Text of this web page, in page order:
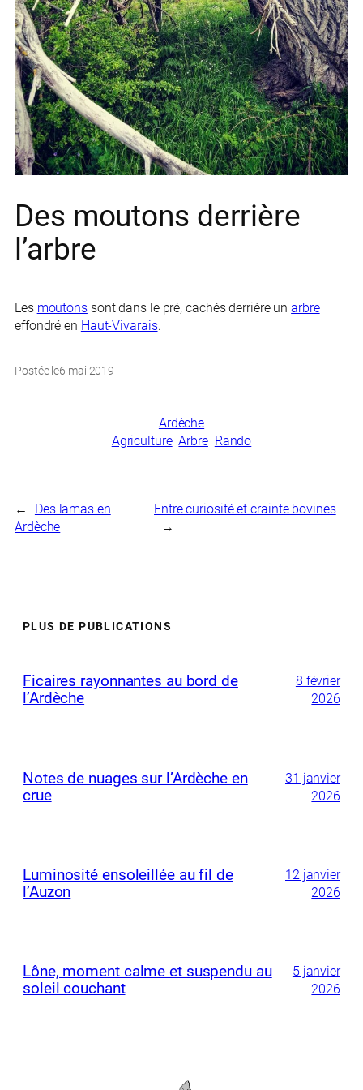
Des moutons derrière
l’arbre
Les moutonssont dans le pré, cachés derrière unarbre
effondré en Haut-Vivarais.
Postée le6 mai 2019
Ardèche
Agriculture Arbre Rando
←
Des lamas en
Ardèche
Entre curiosité et crainte bovines
→
PLUS DE PUBLICATIONS
Ficaires rayonnantes au bord de
l’Ardèche
8 février
2026
Notes de nuages sur l’Ardèche en
crue
31 janvier
2026
Luminosité ensoleillée au fil de
l’Auzon
12 janvier
2026
Lône, moment calme et suspendu au
soleil couchant
5 janvier
2026